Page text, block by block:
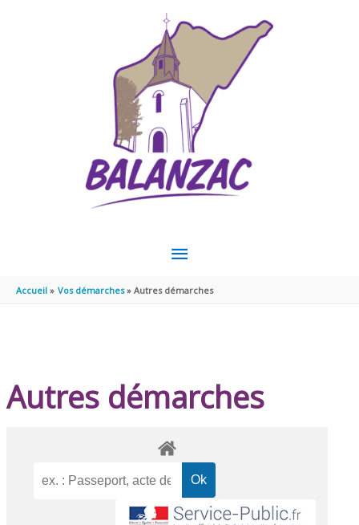
MENU
PRINCIPAL
Accueil Vos démarches Autres démarches
Autres démarches